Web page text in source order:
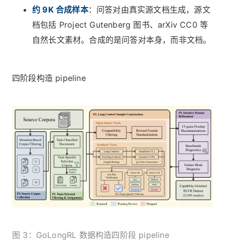
约 9K 合成样本：问答对由真实源文档生成，源文
档包括 Project Gutenberg 图书、arXiv CC0 等
自然长文素材。合成的是问答对本身，而非文档。
四阶段构造 pipeline
图 3：GoLongRL 数据构造四阶段 pipeline